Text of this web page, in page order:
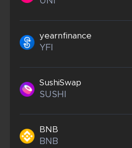
yearnfinance
YFI
SushiSwap
SUSHI
BNB
BNB